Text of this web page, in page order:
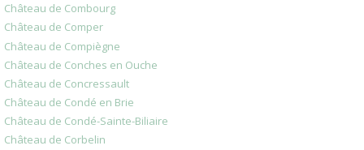
Château de Combourg
Château de Comper
Château de Compiègne
Château de Conches en Ouche
Château de Concressault
Château de Condé en Brie
Château de Condé-Sainte-Biliaire
Château de Corbelin